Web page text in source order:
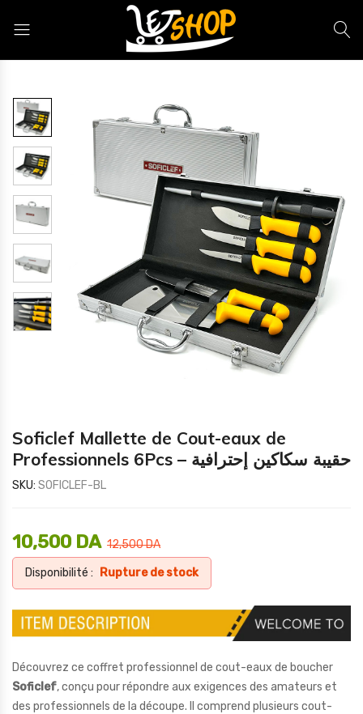
Soficlef Mallette de Cout-eaux de
Professionnels 6Pcs – حقيبة سكاكين إحترافية
SKU: SOFICLEF-BL
12,500DA
10,500 DA
Disponibilité : Rupture de stock
Découvrez ce coffret professionnel de cout-eaux de boucher
Soficlef, conçu pour répondre aux exigences des amateurs et
des professionnels de la découpe. Il comprend plusieurs cout-